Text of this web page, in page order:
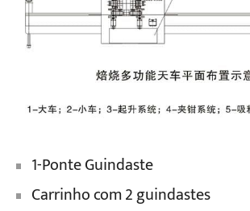
1-Ponte Guindaste
Carrinho com 2 guindastes